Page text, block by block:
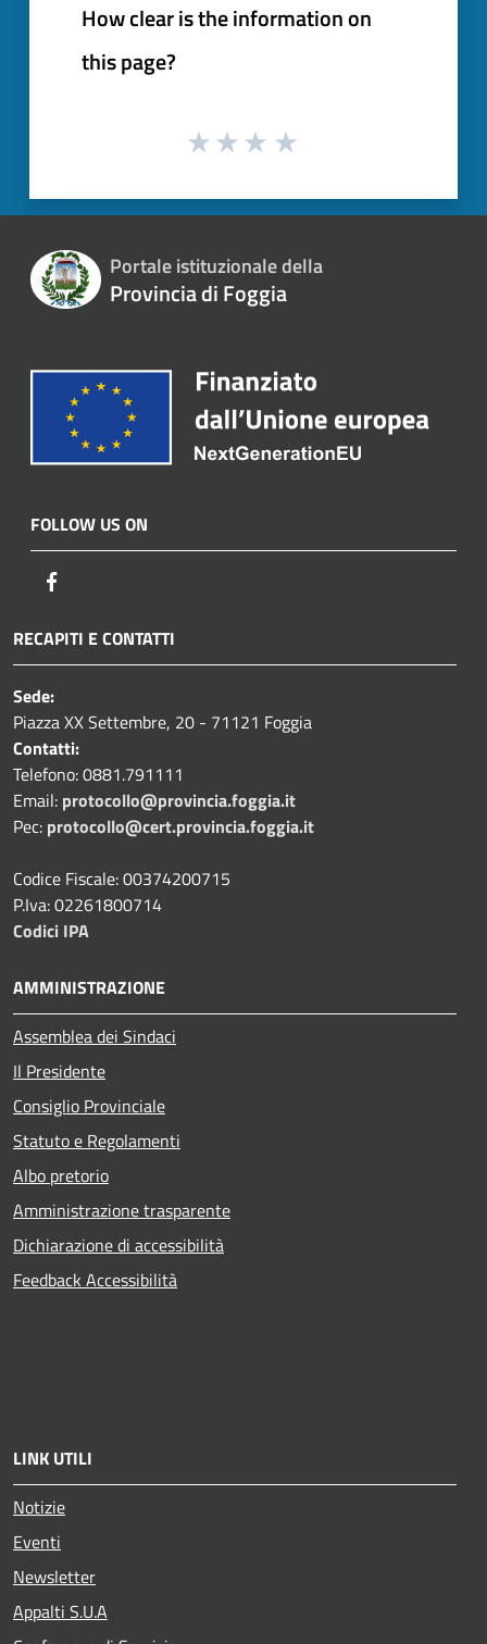
How clear is the information on
this page?
Portale istituzionale della
Provincia di Foggia
FOLLOW US ON
RECAPITI E CONTATTI
Sede:
Piazza XX Settembre, 20 - 71121 Foggia
Contatti:
Telefono: 0881.791111
Email: protocollo@provincia.foggia.it
Pec: protocollo@cert.provincia.foggia.it
Codice Fiscale: 00374200715
P.Iva: 02261800714
Codici IPA
AMMINISTRAZIONE
Assemblea dei Sindaci
Il Presidente
Consiglio Provinciale
Statuto e Regolamenti
Albo pretorio
Amministrazione trasparente
Dichiarazione di accessibilità
Feedback Accessibilità
LINK UTILI
Notizie
Eventi
Newsletter
Appalti S.U.A